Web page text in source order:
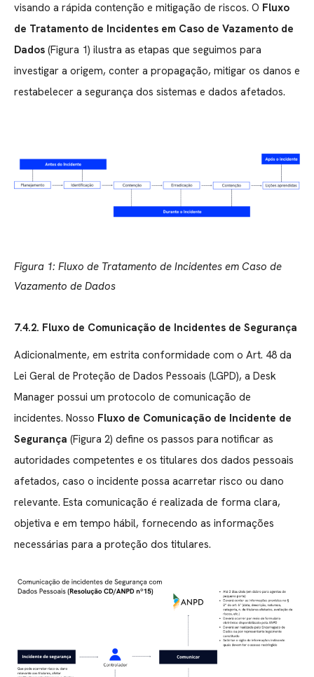
visando a rápida contenção e mitigação de riscos. O Fluxo
de Tratamento de Incidentes em Caso de Vazamento de
Dados (Figura 1) ilustra as etapas que seguimos para
investigar a origem, conter a propagação, mitigar os danos e
restabelecer a segurança dos sistemas e dados afetados.
Figura 1: Fluxo de Tratamento de Incidentes em Caso de
Vazamento de Dados
7.4.2. Fluxo de Comunicação de Incidentes de Segurança
Adicionalmente, em estrita conformidade com o Art. 48 da
Lei Geral de Proteção de Dados Pessoais (LGPD), a Desk
Manager possui um protocolo de comunicação de
incidentes. Nosso Fluxo de Comunicação de Incidente de
Segurança (Figura 2) define os passos para notificar as
autoridades competentes e os titulares dos dados pessoais
afetados, caso o incidente possa acarretar risco ou dano
relevante. Esta comunicação é realizada de forma clara,
objetiva e em tempo hábil, fornecendo as informações
necessárias para a proteção dos titulares.